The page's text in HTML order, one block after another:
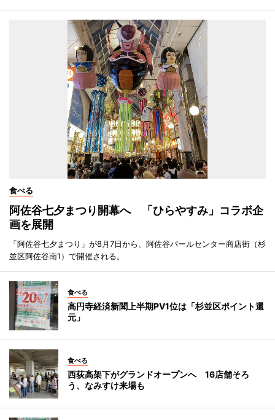
食べる
阿佐谷七夕まつり開幕へ 「ひらやすみ」コラボ企
画を展開
「阿佐谷七夕まつり」が8月7日から、阿佐谷パールセンター商店街（杉
並区阿佐谷南1）で開催される。
食べる
高円寺経済新聞上半期PV1位は「杉並区ポイント還
元」
食べる
西荻高架下がグランドオープンへ 16店舗そろ
う、なみすけ来場も